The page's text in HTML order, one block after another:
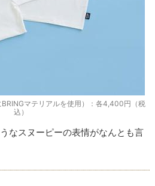
マテリアルを使用）：各4,400円（税
込）
なスヌーピーの表情がなんとも言